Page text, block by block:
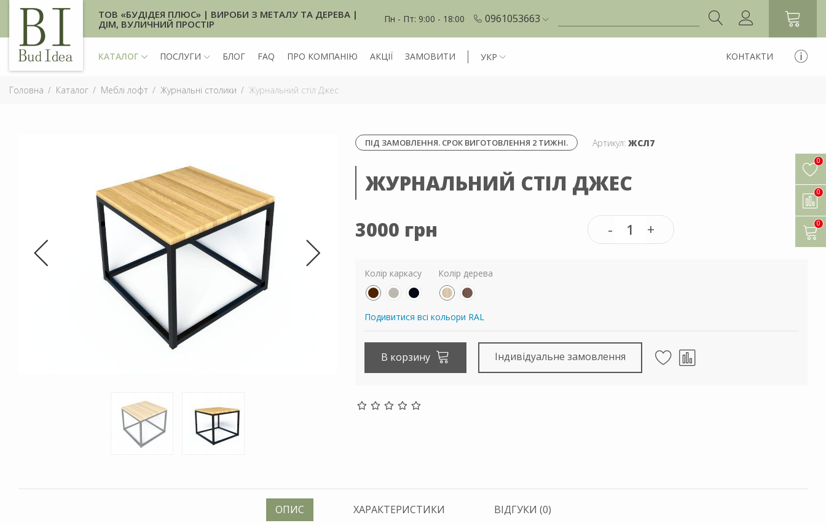
ТОВ «БУДІДЕЯ ПЛЮС» | ВИРОБИ З МЕТАЛУ ТА ДЕРЕВА |
ДІМ, ВУЛИЧНИЙ ПРОСТІР
Пн - Пт: 9:00 - 18:00 0961053663
КАТАЛОГ ПОСЛУГИ БЛОГ FAQ ПРО КОМПАНІЮ АКЦІЇ ЗАМОВИТИ УКР КОНТАКТИ
Головна Каталог Меблі лофт Журнальні столики Журнальний стіл Джес
ПІД ЗАМОВЛЕННЯ. СРОК ВИГОТОВЛЕННЯ 2 ТИЖНІ. Артикул: ЖСЛ7
ЖУРНАЛЬНИЙ СТІЛ ДЖЕС
3000 грн
Колір каркасу Колір дерева
Подивитися всі кольори RAL
В корзину Індивідуальне замовлення
ОПИС ХАРАКТЕРИСТИКИ ВІДГУКИ (0)
0
0
0